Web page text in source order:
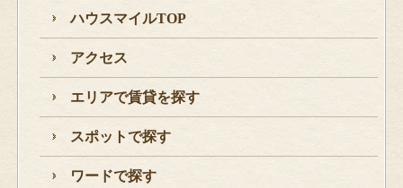
ハウスマイルTOP
アクセス
エリアで賃貸を探す
スポットで探す
ワードで探す